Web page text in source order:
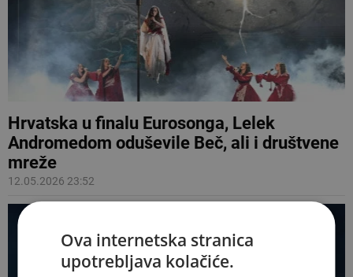
Hrvatska u finalu Eurosonga, Lelek
Andromedom oduševile Beč, ali i društvene
mreže
12.05.2026 23:52
Ova internetska stranica
upotrebljava kolačiće.